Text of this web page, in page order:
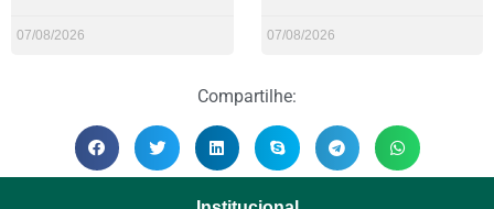
07/08/2026 07/08/2026
Compartilhe: